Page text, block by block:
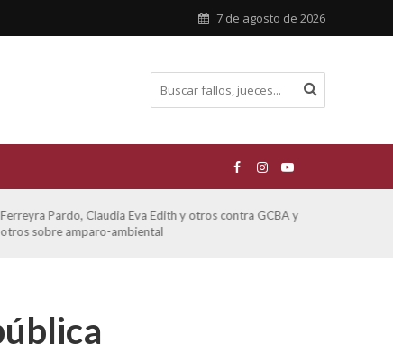
7 de agosto de 2026
Ferreyra Pardo, Claudia Eva Edith y otros contra GCBA y
otros sobre amparo-ambiental